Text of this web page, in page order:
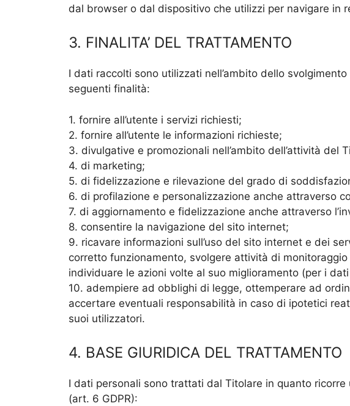
dal browser o dal dispositivo che utilizzi per navigare in
3. FINALITA’ DEL TRATTAMENTO
I dati raccolti sono utilizzati nell’ambito dello
seguenti finalità:
1. fornire all’utente i servizi richiesti;
2. fornire all’utente le informazioni richieste;
3. divulgative e promozionali nell’ambito dell’attività del
4. di marketing;
5. di fidelizzazione e rilevazione del grado di
6. di profilazione e personalizzazione anche attraverso
7. di aggiornamento e fidelizzazione anche attraverso
8. consentire la navigazione del sito internet;
9. ricavare informazioni sull’uso del sito internet e dei
corretto funzionamento, svolgere attività di
individuare le azioni volte al suo miglioramento (per i
10. adempiere ad obblighi di legge, ottemperare ad
accertare eventuali responsabilità in caso di ipotetici
suoi utilizzatori.
4. BASE GIURIDICA DEL TRATTAMENTO
I dati personali sono trattati dal Titolare in quanto
(art. 6 GDPR):